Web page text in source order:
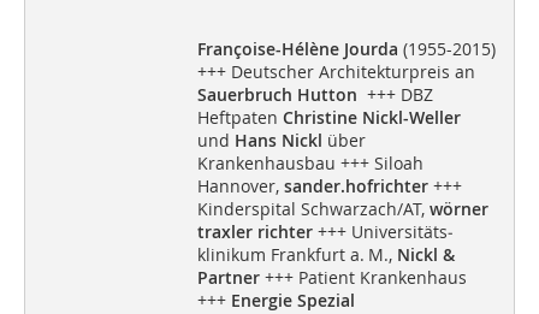
Françoise-Hélène Jourda (1955-2015)
+++ Deutscher Architekturpreis an
Sauerbruch Hutton +++ DBZ
Heftpaten Christine Nickl-Weller
und Hans Nickl über
Krankenhausbau +++ Siloah
Hannover, sander.hofrichter+++
Kinderspital Schwarzach/AT,wörner
traxler richter+++ Universitäts­
klinikum Frankfurt a. M., Nickl &
Partner+++ Patient Krankenhaus
+++ Energie Spezial